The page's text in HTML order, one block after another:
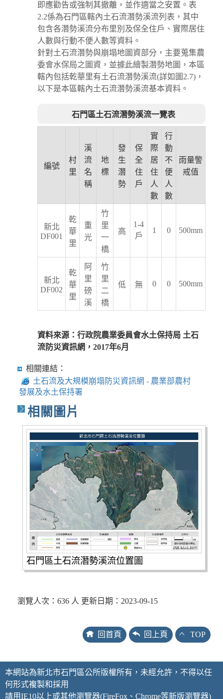
即應勸告或強制其撤離，並作適當之安置。表
2.2係為石門區轄內土石流潛勢溪流列表，其中
包含各潛勢溪流分布里別及保全住戶、實際居住
人數與行動不便人數等資料。
針對土石流潛勢與崩塌地圖資部分，主要蒐集農
委會水保局之圖資，並據此繪製潛勢地圖，本區
轄內包括乾華里有土石流潛勢溪流(詳如圖2.7)，
以下是本區轄內土石流潛勢溪流基本資料。
石門區土石流潛勢溪流一覽表
編號
村
里
溪
流
名
稱
地
標
發
生
潛
勢
保
全
住
戶
實
際
居
住
人
數
行
動
不
便
人
數
雨量警
戒值
新北
DF001
乾
華
里
重
光
竹
里
一
橋
高
1-4
戶
1 0 500mm
新北
DF002
乾
華
里
阿
里
磅
溪
竹
里
二
橋
低 無 0 0 500mm
資料來源：行政院農業委員會水土保持局 土石
流防災資訊網，2017年6月
相關連結：
土石流及大規模崩塌防災資訊網 - 農業部農村
發展及水土保持署
相關圖片
石門區土石流潛勢溪流位置圖
瀏覽人次：636 人 更新日期：2023-09-15
回首頁 回上頁 TOP
本網站為新北市石門區公所版權所有，未經允許，不得以任
何形式複製和採用
請用IE10以上或其他瀏覽器(FireFox、Chrome等新版瀏覽器)